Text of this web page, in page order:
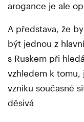
arogance je ale
A představa, že
být jednou z
s Ruskem při
vzhledem k tomu,
vzniku současné
děsivá